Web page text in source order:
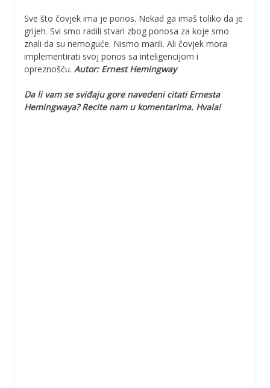
Sve što čovjek ima je ponos. Nekad ga imaš toliko da je
grijeh. Svi smo radili stvari zbog ponosa za koje smo
znali da su nemoguće. Nismo marili. Ali čovjek mora
implementirati svoj ponos sa inteligencijom i
opreznošću. Autor: Ernest Hemingway
Da li vam se sviđaju gore navedeni citati Ernesta
Hemingwaya? Recite nam u komentarima. Hvala!